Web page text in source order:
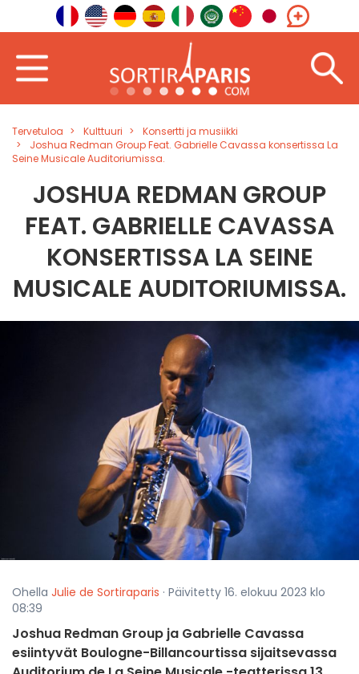
Tervetuloa Kulttuuri
Konsertti ja musiikki
Joshua Redman Group Feat. Gabrielle Cavassa konsertissa La
Seine Musicale Auditoriumissa.
JOSHUA REDMAN GROUP
FEAT. GABRIELLE CAVASSA
KONSERTISSA LA SEINE
MUSICALE AUDITORIUMISSA.
Ohella Julie de Sortiraparis · Päivitetty 16. elokuu 2023 klo
08:39
Joshua Redman Group ja Gabrielle Cavassa
esiintyvät Boulogne-Billancourtissa sijaitsevassa